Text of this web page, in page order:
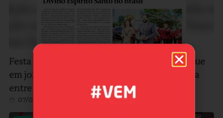
Festa de Sant’Ana de Vila Nova ganha destaque
em jornal da Europa e reforça ligação histórica
entre Imbituba e Portugal
07/08/2026